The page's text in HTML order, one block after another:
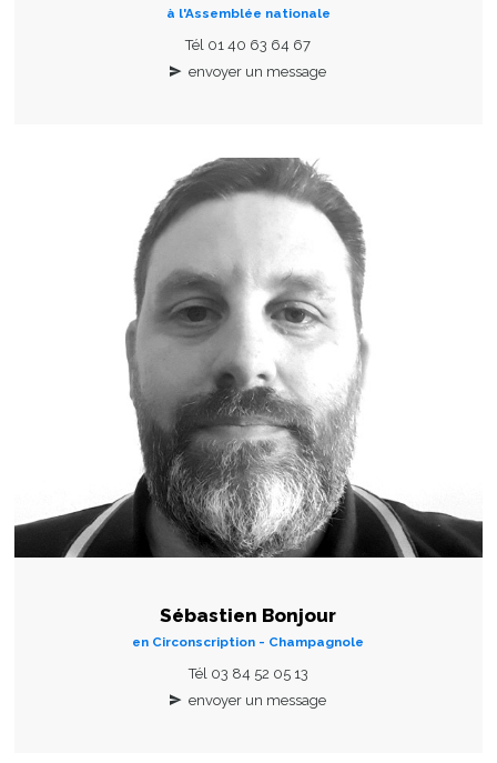
à l'Assemblée nationale
Tél 01 40 63 64 67
envoyer un message
Sébastien Bonjour
en Circonscription - Champagnole
Tél 03 84 52 05 13
envoyer un message